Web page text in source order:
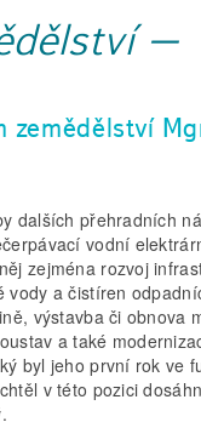
zemědělství
dalších přehradních
vodní
zejména rozvoj
vody a čistíren
výstavba či obnova
a také
byl jeho první rok ve
v této pozici